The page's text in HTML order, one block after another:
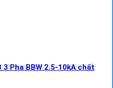
3 Pha BBW 2.5-10kA chất